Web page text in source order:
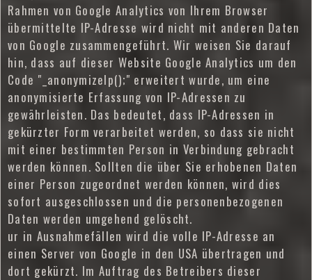
Rahmen von Google Analytics von Ihrem Browser
übermittelte IP-Adresse wird nicht mit anderen Daten
von Google zusammengeführt. Wir weisen Sie darauf
hin, dass auf dieser Website Google Analytics um den
Code "_anonymizeIp();" erweitert wurde, um eine
anonymisierte Erfassung von IP-Adressen zu
gewährleisten. Das bedeutet, dass IP-Adressen in
gekürzter Form verarbeitet werden, so dass sie nicht
mit einer bestimmten Person in Verbindung gebracht
werden können. Sollten die über Sie erhobenen Daten
einer Person zugeordnet werden können, wird dies
sofort ausgeschlossen und die personenbezogenen
Daten werden umgehend gelöscht.
ur in Ausnahmefällen wird die volle IP-Adresse an
einen Server von Google in den USA übertragen und
dort gekürzt. Im Auftrag des Betreibers dieser